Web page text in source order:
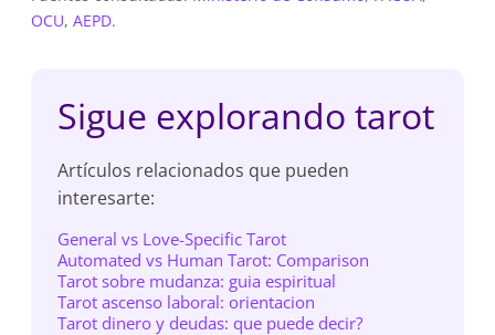
OCU,AEPD.
Sigue explorando tarot
Artículos relacionados que pueden
interesarte:
General vs Love-Specific Tarot
Automated vs Human Tarot: Comparison
Tarot sobre mudanza: guia espiritual
Tarot ascenso laboral: orientacion
Tarot dinero y deudas: que puede decir?